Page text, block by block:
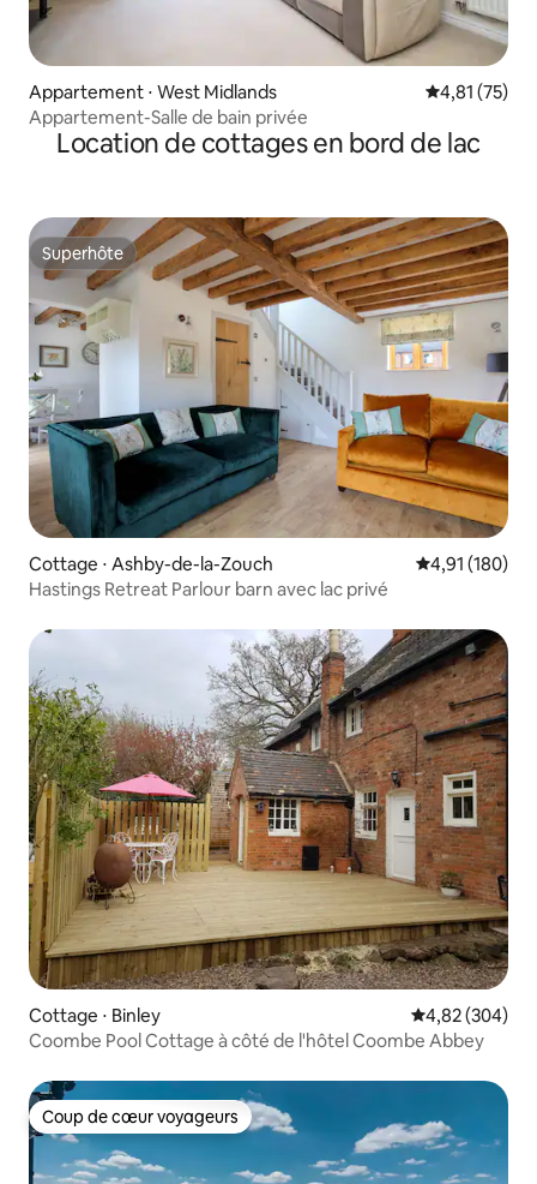
Appartement ⋅ West Midlands Évaluation
4,81 (75)
Appartement-Salle de bain privée
Location de cottages en bord de lac
Superhôte
Superhôte
Cottage ⋅ Ashby-de-la-Zouch Évaluation
4,91 (180)
Hastings Retreat Parlour barn avec lac privé
Cottage ⋅ Binley Évaluation
4,82 (304)
Coombe Pool Cottage à côté de l'hôtel Coombe Abbey
Coup de cœur voyageurs
Coup de cœur voyageurs